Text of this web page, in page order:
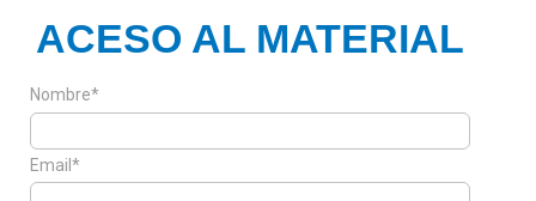
ACESO AL MATERIAL
Nombre*
Email*